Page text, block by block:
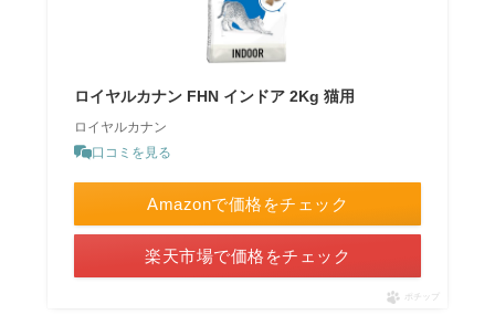
ロイヤルカナン FHN インドア 2Kg 猫用
ロイヤルカナン
口コミを見る
Amazonで価格をチェック
楽天市場で価格をチェック
ポチップ